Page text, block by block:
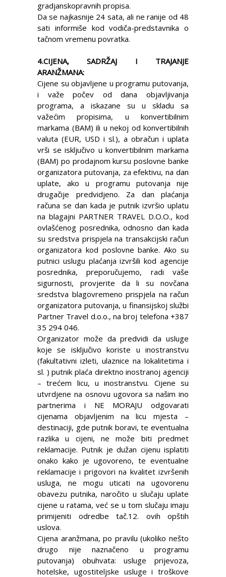
gradjanskopravnih propisa.
Da se najkasnije 24 sata, ali ne ranije od 48
sati informiše kod vodiča-predstavnika o
tačnom vremenu povratka.
4.CIJENA, SADRŽAJ I TRAJANJE
ARANŽMANA:
Cijene su objavljene u programu putovanja,
i važe počev od dana objavljivanja
programa, a iskazane su u skladu sa
važećim propisima, u konvertibilnim
markama (BAM) ili u nekoj od konvertibilnih
valuta (EUR, USD i sl.), a obračun i uplata
vrši se isključivo u konvertibilnim markama
(BAM) po prodajnom kursu poslovne banke
organizatora putovanja, za efektivu, na dan
uplate, ako u programu putovanja nije
drugačije predvidjeno. Za dan plaćanja
računa se dan kada je putnik izvršio uplatu
na blagajni PARTNER TRAVEL D.O.O., kod
ovlašćenog posrednika, odnosno dan kada
su sredstva prispjela na transakcijski račun
organizatora kod poslovne banke. Ako su
putnici uslugu plaćanja izvršili kod agencije
posrednika, preporučujemo, radi vaše
sigurnosti, provjerite da li su novčana
sredstva blagovremeno prispjela na račun
organizatora putovanja, u finansijskoj službi
Partner Travel d.o.o., na broj telefona +387
35 294 046.
Organizator može da predvidi da usluge
koje se isključivo koriste u inostranstvu
(fakultativni izleti, ulaznice na lokalitetima i
sl. ) putnik plaća direktno inostranoj agenciji
– trećem licu, u inostranstvu. Cijene su
utvrdjene na osnovu ugovora sa našim ino
partnerima i NE MORAJU odgovarati
cijenama objavljenim na licu mjesta –
destinaciji, gde putnik boravi, te eventualna
razlika u cijeni, ne može biti predmet
reklamacije. Putnik je dužan cijenu isplatiti
onako kako je ugovoreno, te eventualne
reklamacije i prigovori na kvalitet izvršenih
usluga, ne mogu uticati na ugovorenu
obavezu putnika, naročito u slučaju uplate
cijene u ratama, već se u tom slučaju imaju
primijeniti odredbe tač.12. ovih opštih
uslova.
Cijena aranžmana, po pravilu (ukoliko nešto
drugo nije naznačeno u programu
putovanja) obuhvata: usluge prijevoza,
hotelske, ugostiteljske usluge i troškove